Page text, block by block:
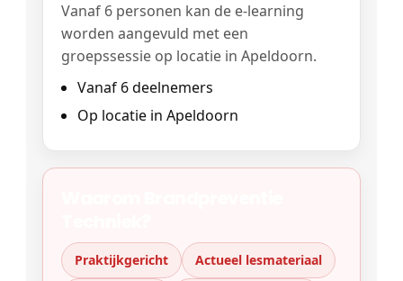
Vanaf 6 personen kan de e-learning
worden aangevuld met een
groepssessie op locatie in Apeldoorn.
Vanaf 6 deelnemers
Op locatie in Apeldoorn
Praktijkgericht Actueel lesmateriaal